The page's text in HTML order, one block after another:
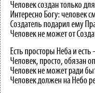
Человек создан только
Интересно Богу: человек
Создатель подарил ему
Человек не может от
Есть просторы Неба и есть
Человек, просто, обязан
Человек не может ради
Человек должен на Небо